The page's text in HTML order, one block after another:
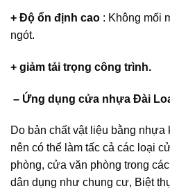
+ Độ ổn định cao : Không mối
ngót.
+ giảm tải trọng công trình.
– Ứng dụng cửa nhựa Đài
Do bản chất vật liệu bằng
nên có thể làm tấc cả các loại
phòng, cửa văn phòng trong
dân dụng như chung cư, Biệt